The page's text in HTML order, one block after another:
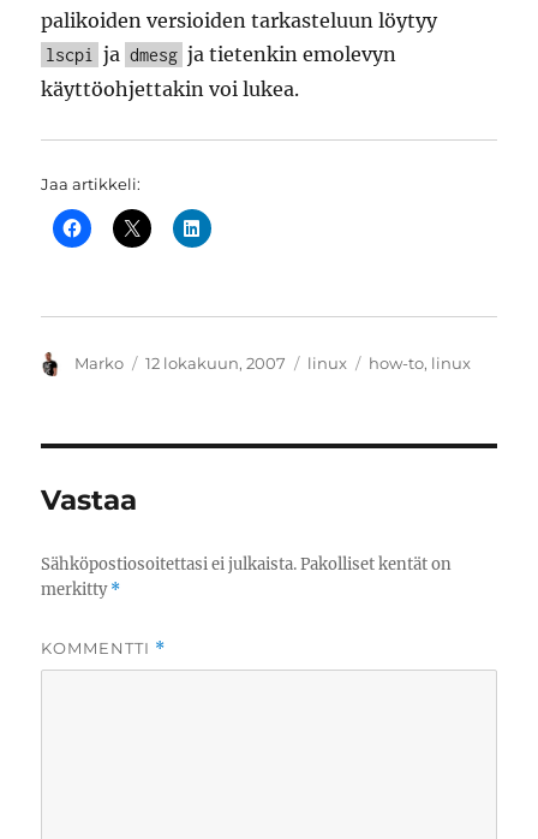
palikoiden versioiden tarkasteluun löytyy
lscpi ja dmesg ja tietenkin emolevyn
käyttöohjettakin voi lukea.
Jaa artikkeli:
Kirjoittaja
Marko Julkaistu
12 lokakuun, 2007 Kategoriat
linux Avainsanat
how-to, linux
Vastaa
Sähköpostiosoitettasi ei julkaista. Pakolliset kentät on
merkitty*
KOMMENTTI *